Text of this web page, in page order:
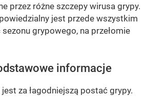
przez różne szczepy wirusa grypy.
jest przede wszystkim
grypowego, na przełomie
informacje
za łagodniejszą postać grypy.